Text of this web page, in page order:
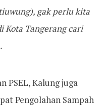
gak perlu kita
Kota Tangerang cari
PSEL, Kalung juga
Pengolahan Sampah